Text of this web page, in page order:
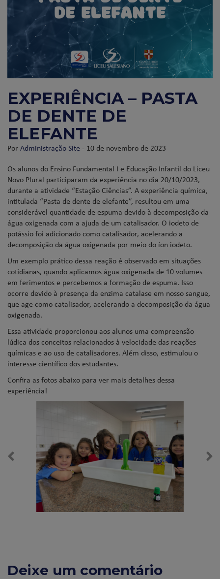
EXPERIÊNCIA – PASTA
DE DENTE DE
ELEFANTE
PorAdministração Site - 10 de novembro de 2023
Os alunos do Ensino Fundamental I e Educação Infantil do Liceu
Novo Plural participaram da experiência no dia 20/10/2023,
durante a atividade “Estação Ciências”. A experiência química,
intitulada “Pasta de dente de elefante”, resultou em uma
considerável quantidade de espuma devido à decomposição da
água oxigenada com a ajuda de um catalisador. O iodeto de
potássio foi adicionado como catalisador, acelerando a
decomposição da água oxigenada por meio do íon iodeto.
Um exemplo prático dessa reação é observado em situações
cotidianas, quando aplicamos água oxigenada de 10 volumes
em ferimentos e percebemos a formação de espuma. Isso
ocorre devido à presença da enzima catalase em nosso sangue,
que age como catalisador, acelerando a decomposição da água
oxigenada.
Essa atividade proporcionou aos alunos uma compreensão
lúdica dos conceitos relacionados à velocidade das reações
químicas e ao uso de catalisadores. Além disso, estimulou o
interesse científico dos estudantes.
Confira as fotos abaixo para ver mais detalhes dessa
experiência!
Deixe um comentário